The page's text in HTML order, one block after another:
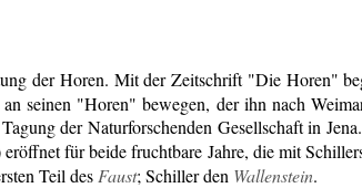
der Horen. Mit der Zeitschrift "Die Horen"
seinen "Horen" bewegen, der ihn nach
der Naturforschenden Gesellschaft in
für beide fruchtbare Jahre, die mit
Teil des Faust; Schiller den Wallenstein.